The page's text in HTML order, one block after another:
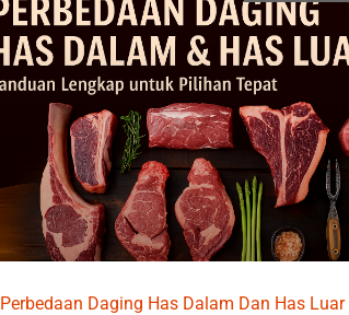
Perbedaan Daging Has Dalam Dan Has Luar